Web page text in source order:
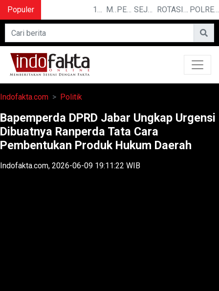
Populer 10 CERITA LUCU PENDEK YANG BIKIN NGAKAK MENGUAK RAHASIA ILMU TELEPATI PEMILIK BASO ENGGAL MALANG DIGUGAT DI PN BANDUNG SEJARAH PANJANG IPDN, KAMPUS PELOPOR PENGGERAK REVOLUSI MENTAL ROTASI DAN MUTASI : BEBERAPA PEJABAT DATANG DAN PERGI DARI JAJARAN KEJAKSAAN TINGGI JAWA BARAT POLRESTABES MEDAN HADIRI JAMUAN MAKAN MALAM WAKA POLDA SUMUT BRIGJEN POL JAWARI
Indofakta.com Politik
Bapemperda DPRD Jabar Ungkap Urgensi
Dibuatnya Ranperda Tata Cara
Pembentukan Produk Hukum Daerah
Indofakta.com, 2026-06-09 19:11:22 WIB